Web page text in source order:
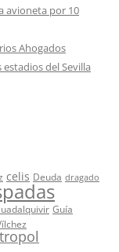
avioneta por 10
Ahogados
del Sevilla
celis Deuda dragado
Guía